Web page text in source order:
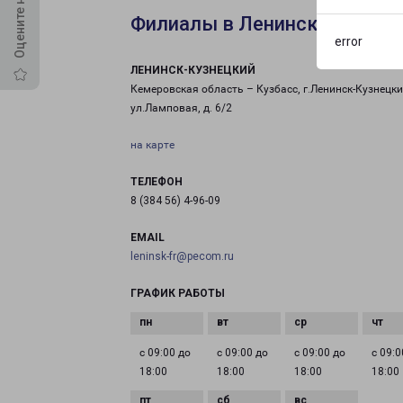
error
Филиалы в Ленинск-
ЛЕНИНСК-КУЗНЕЦКИЙ
Кемеровская область – Кузбасс, г.Ленинск-
ул.Ламповая, д. 6/2
на карте
ТЕЛЕФОН
8 (384 56) 4-96-09
EMAIL
leninsk-fr@pecom.ru
ГРАФИК РАБОТЫ
с 09:00 до
18:00
с 09:00 до
18:00
с 09:00 до
18:00
с
18:00